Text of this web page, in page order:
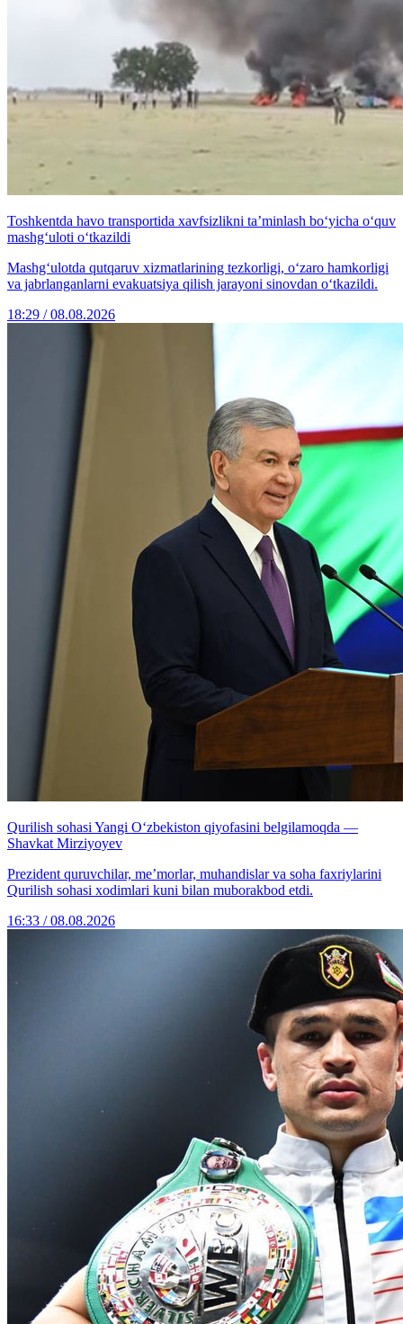
Toshkentda havo transportida xavfsizlikni ta’minlash bo‘yicha o‘quv
mashg‘uloti o‘tkazildi
Mashg‘ulotda qutqaruv xizmatlarining tezkorligi, o‘zaro hamkorligi
va jabrlanganlarni evakuatsiya qilish jarayoni sinovdan o‘tkazildi.
18:29 / 08.08.2026
Qurilish sohasi Yangi O‘zbekiston qiyofasini belgilamoqda —
Shavkat Mirziyoyev
Prezident quruvchilar, me’morlar, muhandislar va soha faxriylarini
Qurilish sohasi xodimlari kuni bilan muborakbod etdi.
16:33 / 08.08.2026